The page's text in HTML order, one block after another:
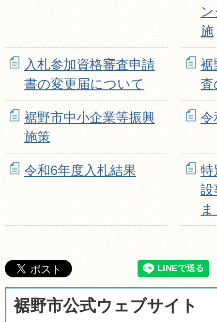
施
入札参加資格審査申請
書の変更届について
裾
査
裾野市中小企業等振興
施策
令
令和6年度入札結果
特
設
裾野市公式ウェブサイト